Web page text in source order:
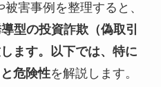
害事例を整理すると、
型の投資詐欺（偽取引
ます。以下では、特に
危険性を解説します。